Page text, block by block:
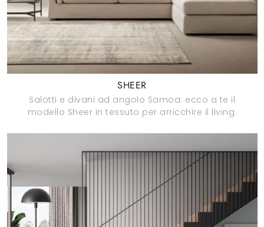
SHEER
Salotti e divani ad angolo Samoa: ecco a te il
modello Sheer in tessuto per arricchire il living.